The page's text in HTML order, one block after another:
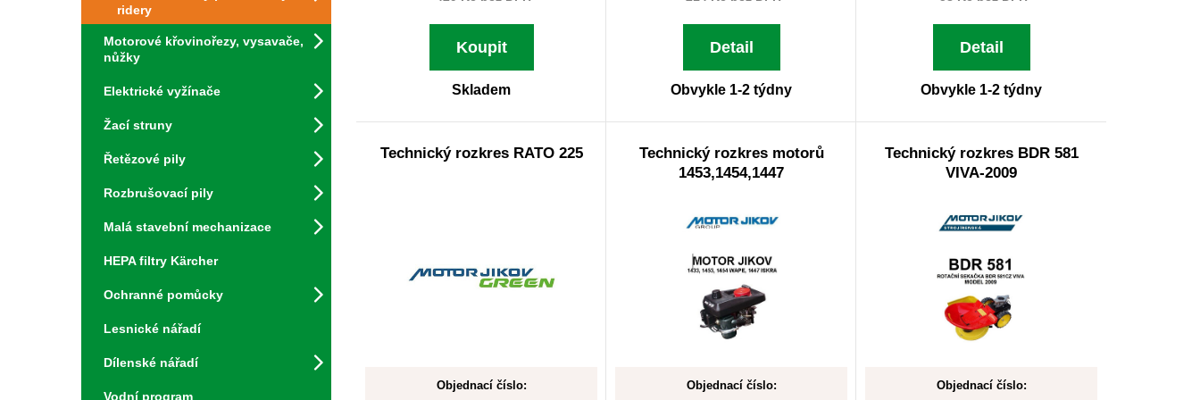
ridery
Motorové křovinořezy, vysavače,
nůžky
Elektrické vyžínače
Žací struny
Řetězové pily
Rozbrušovací pily
Malá stavební mechanizace
HEPA filtry Kärcher
Ochranné pomůcky
Lesnické nářadí
Dílenské nářadí
Vodní program
Koupit
Skladem
Detail
Obvykle 1-2 týdny
Detail
Obvykle 1-2 týdny
Technický rozkres RATO 225
Objednací číslo:
Technický rozkres motorů
1453,1454,1447
Objednací číslo:
Technický rozkres BDR 581
VIVA-2009
Objednací číslo: